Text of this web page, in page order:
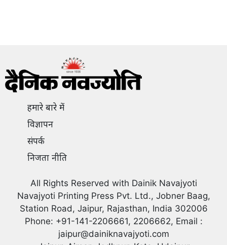
हमारे बारे में
विज्ञापन
संपर्क
निजता नीति
All Rights Reserved with Dainik Navajyoti
Navajyoti Printing Press Pvt. Ltd., Jobner Baag,
Station Road, Jaipur, Rajasthan, India 302006
Phone: +91-141-2206661, 2206662, Email :
jaipur@dainiknavajyoti.com